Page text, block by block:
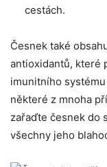
cestách.
Česnek také
‍antioxidantů, ⁢které​
imunitního
některé ​z ⁤mnoha
zařaďte česnek do
všechny jeho